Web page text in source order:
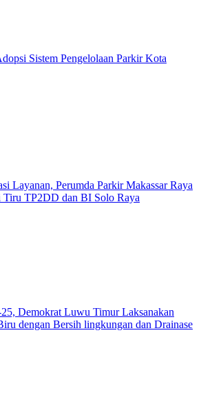
Sistem Pengelolaan Parkir Kota
Layanan, Perumda Parkir Makassar Raya
Tiru TP2DD dan BI Solo Raya
Demokrat Luwu Timur Laksanakan
dengan Bersih lingkungan dan Drainase